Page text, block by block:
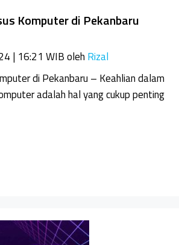
Komputer di Pekanbaru
| 16:21 WIBoleh Rizal
di Pekanbaru – Keahlian dalam
adalah hal yang cukup penting